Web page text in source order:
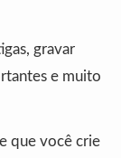
gravar
e muito
que você crie